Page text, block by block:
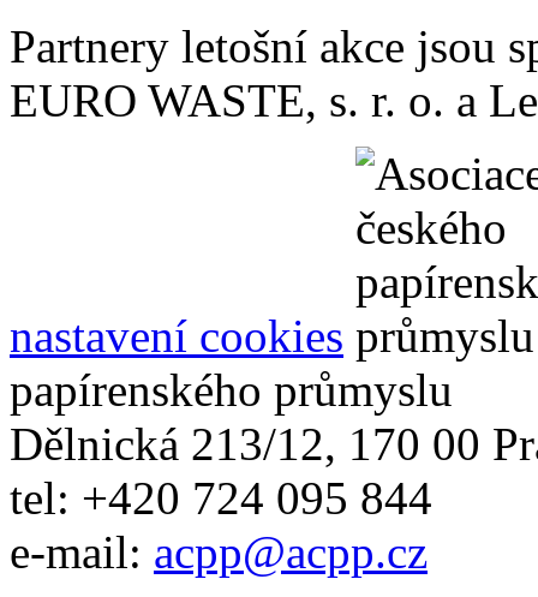
Partnery letošní akce jsou
EURO WASTE, s. r. o. a
nastavení cookies
papírenského průmyslu
Dělnická 213/12, 170 00
tel: +420 724 095 844
e-mail: acpp@acpp.cz